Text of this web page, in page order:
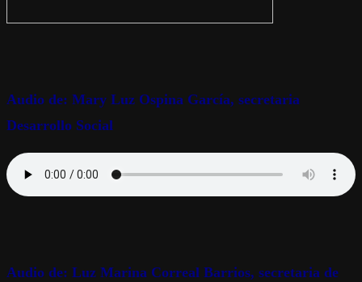
Audio de: Mary Luz Ospina García, secretaria
Desarrollo Social
Audio de: Luz Marina Correal Barrios, secretaria de